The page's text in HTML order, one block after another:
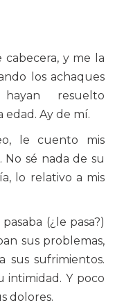
y me la
los achaques
resuelto
Ay de mí.
le cuento mis
No sé nada de su
lo relativo a mis
(¿le pasa?)
sus problemas,
sus sufrimientos.
intimidad. Y poco
dolores.